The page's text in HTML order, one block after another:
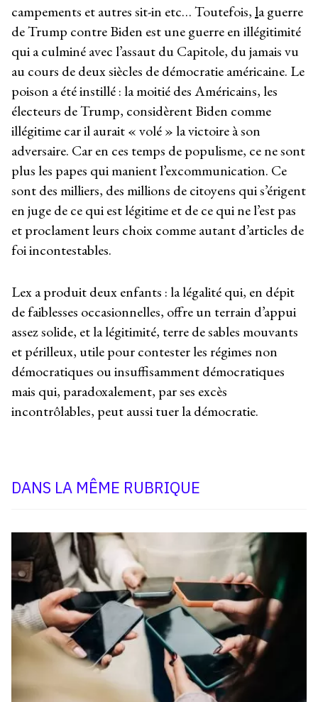
campements et autres sit-in etc… Toutefois,la guerre
de Trump contre Biden est une guerre en illégitimité
qui a culminé avec l’assaut du Capitole, du jamais vu
au cours de deux siècles de démocratie américaine. Le
poison a été instillé : la moitié des Américains, les
électeurs de Trump, considèrent Biden comme
illégitime car il aurait « volé » la victoire à son
adversaire. Car en ces temps de populisme, ce ne sont
plus les papes qui manient l’excommunication. Ce
sont des milliers, des millions de citoyens qui s’érigent
en juge de ce qui est légitime et de ce qui ne l’est pas
et proclament leurs choix comme autant d’articles de
foi incontestables.
Lex a produit deux enfants : la légalité qui, en dépit
de faiblesses occasionnelles, offre un terrain d’appui
assez solide, et la légitimité, terre de sables mouvants
et périlleux, utile pour contester les régimes non
démocratiques ou insuffisamment démocratiques
mais qui, paradoxalement, par ses excès
incontrôlables, peut aussi tuer la démocratie.
DANS LA MÊME RUBRIQUE